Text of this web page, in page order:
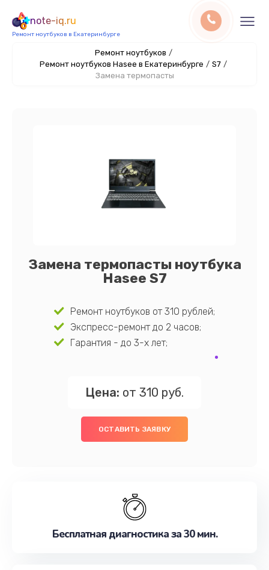
note-iq.ru
Ремонт ноутбуков в Екатеринбурге
Ремонт ноутбуков /
Ремонт ноутбуков Hasee в Екатеринбурге / S7 /
Замена термопасты
Замена термопасты ноутбука
Hasee S7
Ремонт ноутбуков от 310 рублей;
Экспресс-ремонт до 2 часов;
Гарантия - до 3-х лет;
Цена: от 310 руб.
ОСТАВИТЬ ЗАЯВКУ
Бесплатная диагностика за 30 мин.